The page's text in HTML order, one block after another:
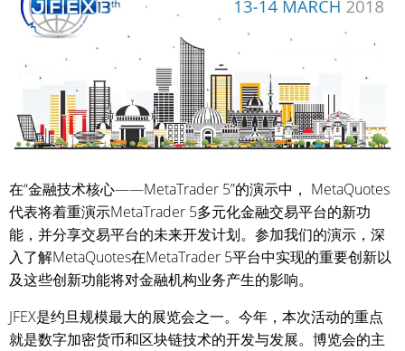
在“金融技术核心——MetaTrader 5”的演示中， MetaQuotes
代表将着重演示MetaTrader 5多元化金融交易平台的新功
能，并分享交易平台的未来开发计划。参加我们的演示，深
入了解MetaQuotes在MetaTrader 5平台中实现的重要创新以
及这些创新功能将对金融机构业务产生的影响。
JFEX是约旦规模最大的展览会之一。今年，本次活动的重点
就是数字加密货币和区块链技术的开发与发展。博览会的主